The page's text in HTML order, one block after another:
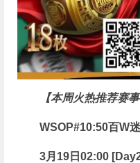
【本周火热推荐赛事
WSOP#10:50百W
3月19日02:00